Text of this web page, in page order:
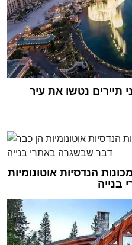
תיירים נטשו את עיר
הנדסיות אוטונומיות
בנייה